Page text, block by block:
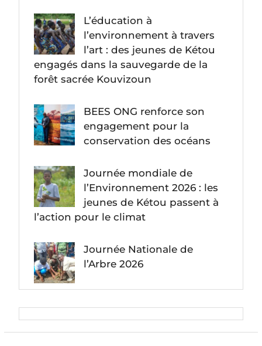
L’éducation à
l’environnement à travers
l’art : des jeunes de Kétou
engagés dans la sauvegarde de la
forêt sacrée Kouvizoun
BEES ONG renforce son
engagement pour la
conservation des océans
Journée mondiale de
l’Environnement 2026 : les
jeunes de Kétou passent à
l’action pour le climat
Journée Nationale de
l’Arbre 2026